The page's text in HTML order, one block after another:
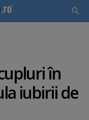
în
iubirii de